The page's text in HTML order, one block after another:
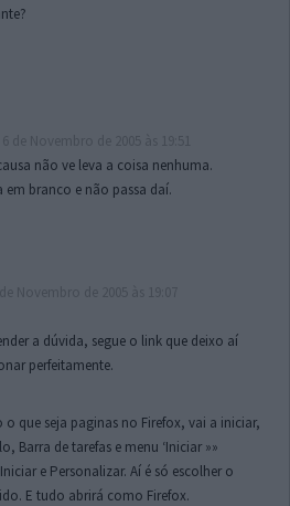
não ve leva a coisa nenhuma.
em branco e não passa daí.
a dúvida, segue o link que deixo aí
perfeitamente.
o que seja paginas no Firefox, vai a iniciar,
Barra de tarefas e menu ‘Iniciar »»
e Personalizar. Aí é só escolher o
E tudo abrirá como Firefox.